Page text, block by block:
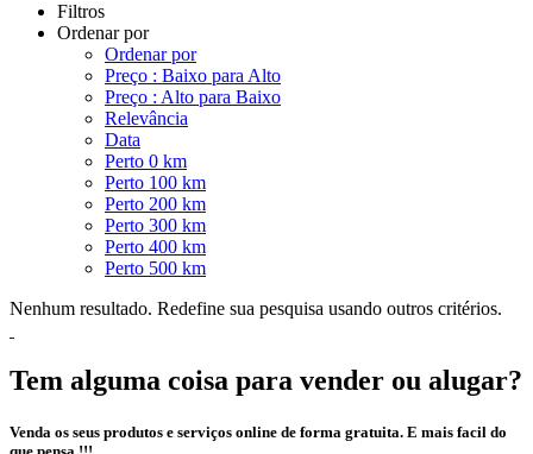
Filtros
Ordenar por
Ordenar por
Preço : Baixo para Alto
Preço : Alto para Baixo
Relevância
Data
Perto 0 km
Perto 100 km
Perto 200 km
Perto 300 km
Perto 400 km
Perto 500 km
Nenhum resultado. Redefine sua pesquisa usando outros critérios.
Tem alguma coisa para vender ou alugar?
Venda os seus produtos e serviços online de forma gratuita. E mais facil do